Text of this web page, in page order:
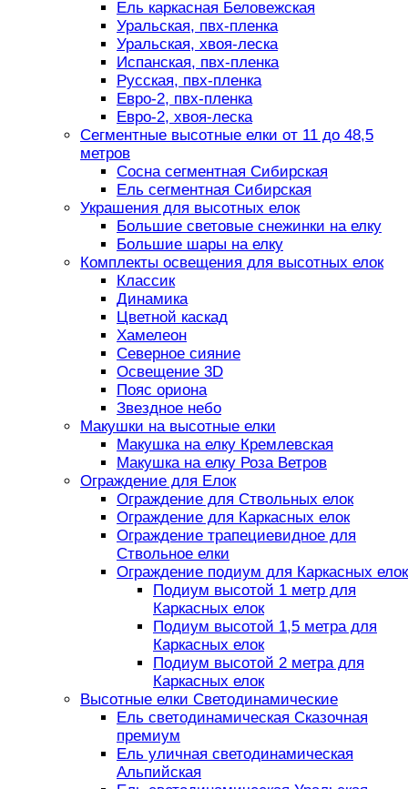
Ель каркасная Беловежская
Уральская, пвх-пленка
Уральская, хвоя-леска
Испанская, пвх-пленка
Русская, пвх-пленка
Евро-2, пвх-пленка
Евро-2, хвоя-леска
Сегментные высотные елки от 11 до 48,5
метров
Сосна сегментная Сибирская
Ель сегментная Сибирская
Украшения для высотных елок
Большие световые снежинки на елку
Большие шары на елку
Комплекты освещения для высотных елок
Классик
Динамика
Цветной каскад
Хамелеон
Северное сияние
Освещение 3D
Пояс ориона
Звездное небо
Макушки на высотные елки
Макушка на елку Кремлевская
Макушка на елку Роза Ветров
Ограждение для Елок
Ограждение для Ствольных елок
Ограждение для Каркасных елок
Ограждение трапециевидное для
Ствольное елки
Ограждение подиум для Каркасных елок
Подиум высотой 1 метр для
Каркасных елок
Подиум высотой 1,5 метра для
Каркасных елок
Подиум высотой 2 метра для
Каркасных елок
Высотные елки Светодинамические
Ель светодинамическая Сказочная
премиум
Ель уличная светодинамическая
Альпийская